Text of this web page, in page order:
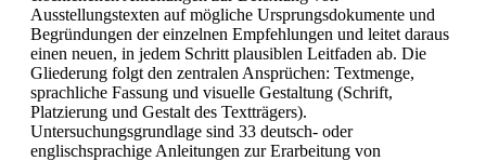
Ausstellungstexten auf mögliche Ursprungsdokumente und
Begründungen der einzelnen Empfehlungen und leitet daraus
einen neuen, in jedem Schritt plausiblen Leitfaden ab. Die
Gliederung folgt den zentralen Ansprüchen: Textmenge,
sprachliche Fassung und visuelle Gestaltung (Schrift,
Platzierung und Gestalt des Textträgers).
Untersuchungsgrundlage sind 33 deutsch- oder
englischsprachige Anleitungen zur Erarbeitung von